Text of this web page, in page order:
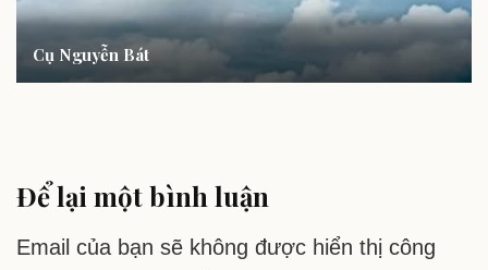
Cụ Nguyễn Bát
Để lại một bình luận
Email của bạn sẽ không được hiển thị công